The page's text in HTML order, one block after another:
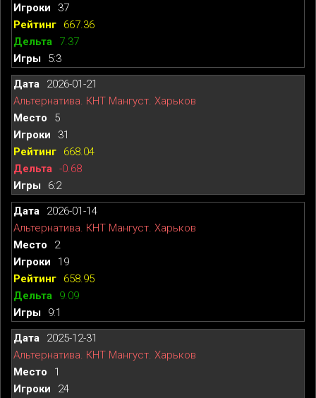
37
667.36
7.37
5:3
2026-01-21
Альтернатива. КНТ Мангуст. Харьков
5
31
668.04
-0.68
6:2
2026-01-14
Альтернатива. КНТ Мангуст. Харьков
2
19
658.95
9.09
9:1
2025-12-31
Альтернатива. КНТ Мангуст. Харьков
1
24